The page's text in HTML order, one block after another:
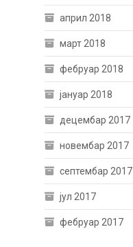
април 2018
март 2018
фебруар 2018
јануар 2018
децембар 2017
новембар 2017
септембар 2017
јул 2017
фебруар 2017